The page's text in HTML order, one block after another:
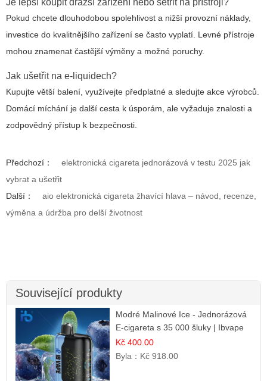
Pokud chcete dlouhodobou spolehlivost a nižší provozní náklady,
investice do kvalitnějšího zařízení se často vyplatí. Levné přístroje
mohou znamenat častější výměny a možné poruchy.
Jak ušetřit na e-liquidech?
Kupujte větší balení, využívejte předplatné a sledujte akce výrobců.
Domácí míchání je další cesta k úsporám, ale vyžaduje znalosti a
zodpovědný přístup k bezpečnosti.
Předchozí：
elektronická cigareta jednorázová v testu 2025 jak
vybrat a ušetřit
Další：
aio elektronická cigareta žhavící hlava – návod, recenze,
výměna a údržba pro delší životnost
Související produkty
Modré Malinové Ice - Jednorázová
E-cigareta s 35 000 šluky | Ibvape
Kč 400.00
Byla： Kč 918.00